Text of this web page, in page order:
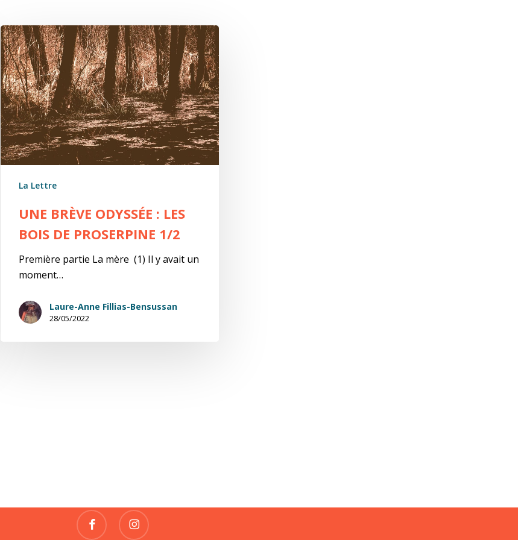
Une
brève
odyssée
Les
bois
de
Proserpine
1/2
La Lettre
UNE BRÈVE ODYSSÉE : LES
BOIS DE PROSERPINE 1/2
Première partie La mère (1) Il y avait un
moment…
Laure-Anne Fillias-Bensussan
28/05/2022
facebook instagram